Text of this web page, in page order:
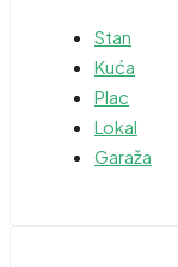
Stan
Kuća
Plac
Lokal
Garaža